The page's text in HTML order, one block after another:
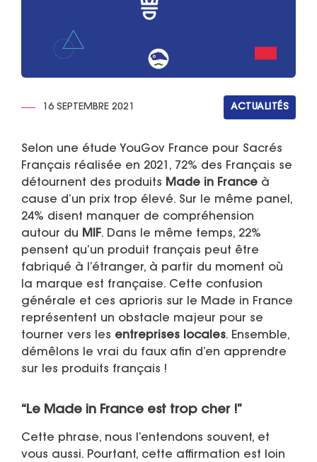
16 SEPTEMBRE 2021 ACTUALITÉS
Selon une étude YouGov France pour Sacrés
Français réalisée en 2021, 72% des Français se
détournent des produits Made in France à
cause d’un prix trop élevé. Sur le même panel,
24% disent manquer de compréhension
autour du MIF. Dans le même temps, 22%
pensent qu’un produit français peut être
fabriqué à l’étranger, à partir du moment où
la marque est française. Cette confusion
générale et ces aprioris sur le Made in France
représentent un obstacle majeur pour se
tourner vers les entreprises locales. Ensemble,
démêlons le vrai du faux afin d’en apprendre
sur les produits français !
“Le Made in France est trop cher !”
Cette phrase, nous l’entendons souvent, et
vous aussi. Pourtant, cette affirmation est loin